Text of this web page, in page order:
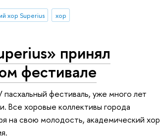
хор Superius хор
принял
фестивале
фестиваль, уже много лет
Все хоровые коллективы города
на свою молодость, академический хор